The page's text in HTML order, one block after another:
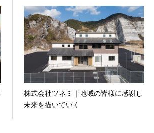
株式会社ツネミ｜地域の皆様に感謝し
未来を描いていく